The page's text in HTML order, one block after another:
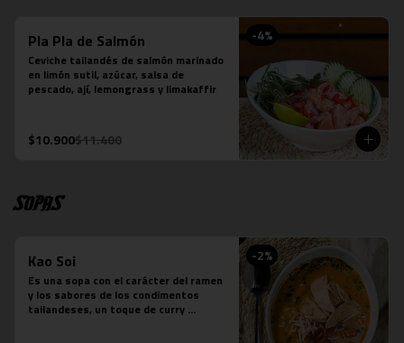
-4%
Pla Pla de Salmón
Ceviche tailandés de salmón marinado
en limón sutil, azúcar, salsa de
pescado, ají, lemongrass y limakaffir
$10.900$11.400
Sopas
-2%
Kao Soi
Es una sopa con el carácter del ramen
y los sabores de los condimentos
tailandeses, un toque de curry